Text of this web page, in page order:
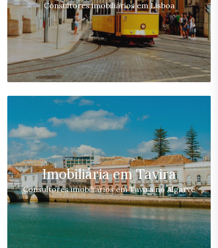
Consultores imobiliários em Lisboa
Imobiliária em Tavira
Consultores imobiliários em Tavira no Algarve